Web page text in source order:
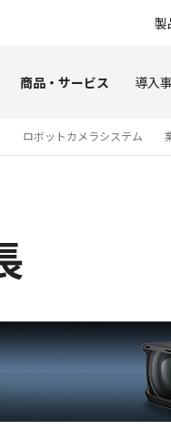
製
商品・サービス 導入
ロボットカメラシステム